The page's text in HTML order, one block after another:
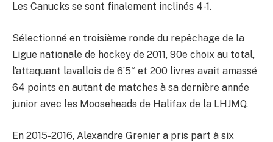
Les Canucks se sont finalement inclinés 4-1.
Sélectionné en troisième ronde du repêchage de la
Ligue nationale de hockey de 2011, 90e choix au total,
l’attaquant lavallois de 6’5″ et 200 livres avait amassé
64 points en autant de matches à sa dernière année
junior avec les Mooseheads de Halifax de la LHJMQ.
En 2015-2016, Alexandre Grenier a pris part à six